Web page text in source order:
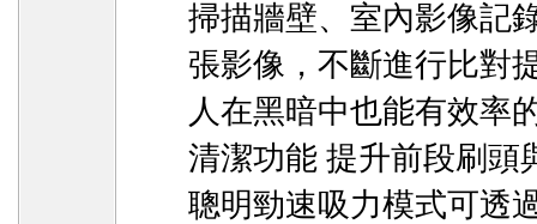
掃描牆壁、室內影像記
張影像，不斷進行比對
人在黑暗中也能有效率
清潔功能 提升前段刷頭
聰明勁速吸力模式可透